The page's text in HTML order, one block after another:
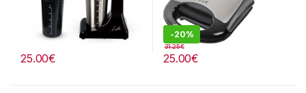
25.00€
-20%
25.00€
31.25€